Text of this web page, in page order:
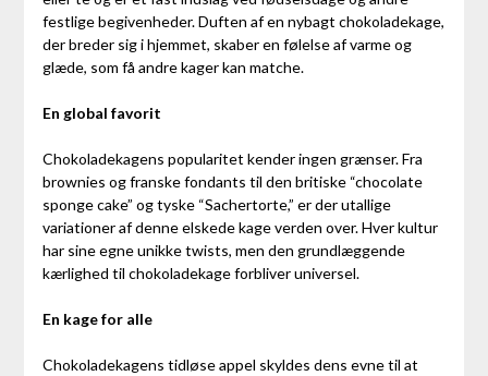
festlige begivenheder. Duften af en nybagt chokoladekage,
der breder sig i hjemmet, skaber en følelse af varme og
glæde, som få andre kager kan matche.
En global favorit
Chokoladekagens popularitet kender ingen grænser. Fra
brownies og franske fondants til den britiske “chocolate
sponge cake” og tyske “Sachertorte,” er der utallige
variationer af denne elskede kage verden over. Hver kultur
har sine egne unikke twists, men den grundlæggende
kærlighed til chokoladekage forbliver universel.
En kage for alle
Chokoladekagens tidløse appel skyldes dens evne til at